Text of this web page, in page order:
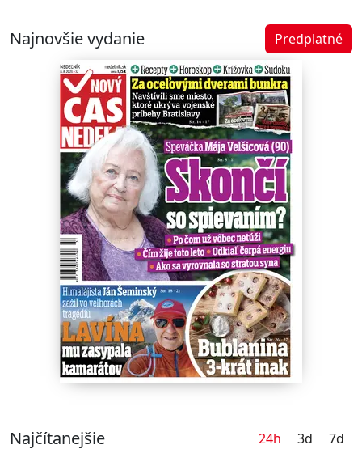
Najnovšie vydanie Predplatné
Najčítanejšie 24h 3d
7d